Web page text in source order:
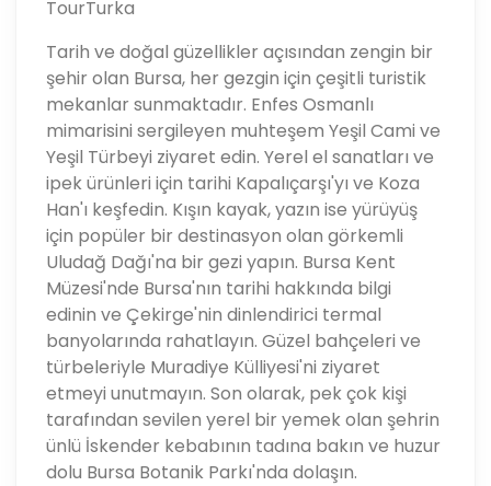
TourTurka
Tarih ve doğal güzellikler açısından zengin bir
şehir olan Bursa, her gezgin için çeşitli turistik
mekanlar sunmaktadır. Enfes Osmanlı
mimarisini sergileyen muhteşem Yeşil Cami ve
Yeşil Türbeyi ziyaret edin. Yerel el sanatları ve
ipek ürünleri için tarihi Kapalıçarşı'yı ve Koza
Han'ı keşfedin. Kışın kayak, yazın ise yürüyüş
için popüler bir destinasyon olan görkemli
Uludağ Dağı'na bir gezi yapın. Bursa Kent
Müzesi'nde Bursa'nın tarihi hakkında bilgi
edinin ve Çekirge'nin dinlendirici termal
banyolarında rahatlayın. Güzel bahçeleri ve
türbeleriyle Muradiye Külliyesi'ni ziyaret
etmeyi unutmayın. Son olarak, pek çok kişi
tarafından sevilen yerel bir yemek olan şehrin
ünlü İskender kebabının tadına bakın ve huzur
dolu Bursa Botanik Parkı'nda dolaşın.